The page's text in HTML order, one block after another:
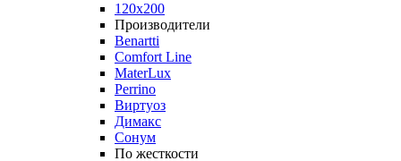
120x200
Производители
Benartti
Comfort Line
MaterLux
Perrino
Виртуоз
Димакс
Сонум
По жесткости